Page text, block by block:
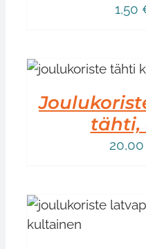
1,50
tähti,
20,00